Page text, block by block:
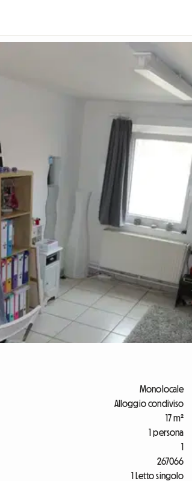
Monolocale
Alloggio condiviso
17 m²
1 persona
1
267066
1 Letto singolo